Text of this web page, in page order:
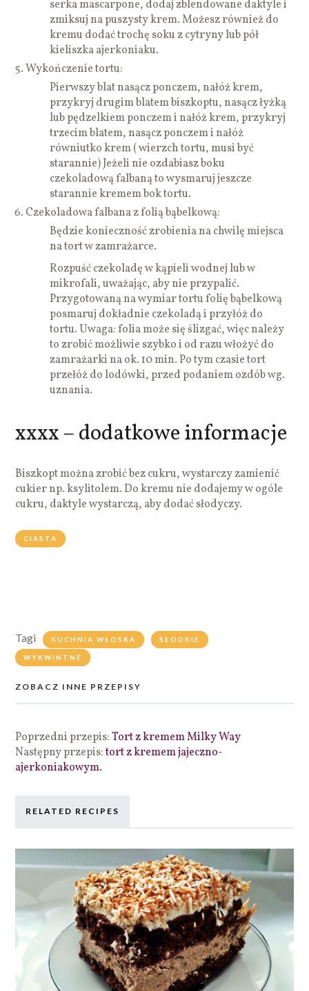
serka mascarpone, dodaj zblendowane daktyle i
zmiksuj na puszysty krem. Możesz również do
kremu dodać trochę soku z cytryny lub pół
kieliszka ajerkoniaku.
Wykończenie tortu:
Pierwszy blat nasącz ponczem, nałóż krem,
przykryj drugim blatem biszkoptu, nasącz łyżką
lub pędzelkiem ponczem i nałóż krem, przykryj
trzecim blatem, nasącz ponczem i nałóż
równiutko krem ( wierzch tortu, musi być
starannie) Jeżeli nie ozdabiasz boku
czekoladową falbaną to wysmaruj jeszcze
starannie kremem bok tortu.
Czekoladowa falbana z folią bąbelkową:
Będzie konieczność zrobienia na chwilę miejsca
na tort w zamrażarce.
Rozpuść czekoladę w kąpieli wodnej lub w
mikrofali, uważając, aby nie przypalić.
Przygotowaną na wymiar tortu folię bąbelkową
posmaruj dokładnie czekoladą i przyłóż do
tortu. Uwaga: folia może się ślizgać, więc należy
to zrobić możliwie szybko i od razu włożyć do
zamrażarki na ok. 10 min. Po tym czasie tort
przełóż do lodówki, przed podaniem ozdób wg.
uznania.
xxxx – dodatkowe informacje
Biszkopt można zrobić bez cukru, wystarczy zamienić
cukier np. ksylitolem. Do kremu nie dodajemy w ogóle
cukru, daktyle wystarczą, aby dodać słodyczy.
CIASTA
Tagi KUCHNIA WŁOSKA SŁODKIE
WYKWINTNE
ZOBACZ INNE PRZEPISY
Poprzedni przepis:Tort z kremem Milky Way
Następny przepis:tort z kremem jajeczno-
ajerkoniakowym.
RELATED RECIPES